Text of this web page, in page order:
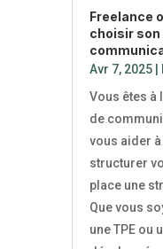
Freelance
choisir son
Avr 7, 2025|
Vous êtes à
de
vous aider
structurer
place une
Que vous
une TPE ou